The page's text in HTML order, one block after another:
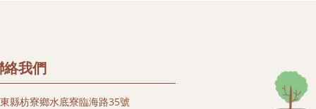
絡我們
縣枋寮鄉水底寮臨海路35號